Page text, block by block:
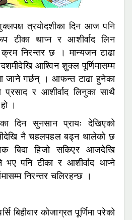
त्रयोदशीका दिन आज पनि
टीका थाप्न र आशीर्वाद लिन
निरन्तर छ । मान्यजन टाढा
आश्विन शुक्ल पूर्णिमासम्म
जाने गर्छन् । आफन्त टाढा हुनेका
प्रसाद र आशीर्वाद लिनुका साथै
।
दिन सुनसान प्रायः देखिएको
नै चहलपहल बढ्न थालेको छ
बिदा हिजो सकिएर आजदेखि
भए पनि टीका र आशीर्वाद थाप्ने
निरन्तर चलिरहन्छ ।
बिहीवार कोजाग्रत पूर्णिमा परेको